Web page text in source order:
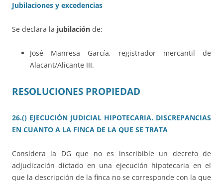
Jubilaciones y excedencias
Se declara la jubilación de:
José Manresa García, registrador mercantil de
Alacant/Alicante III.
RESOLUCIONES PROPIEDAD
26.() EJECUCIÓN JUDICIAL HIPOTECARIA. DISCREPANCIAS
EN CUANTO A LA FINCA DE LA QUE SE TRATA
Considera la DG que no es inscribible un decreto de
adjudicación dictado en una ejecución hipotecaria en el
que la descripción de la finca no se corresponde con la que